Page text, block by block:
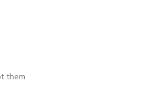
them